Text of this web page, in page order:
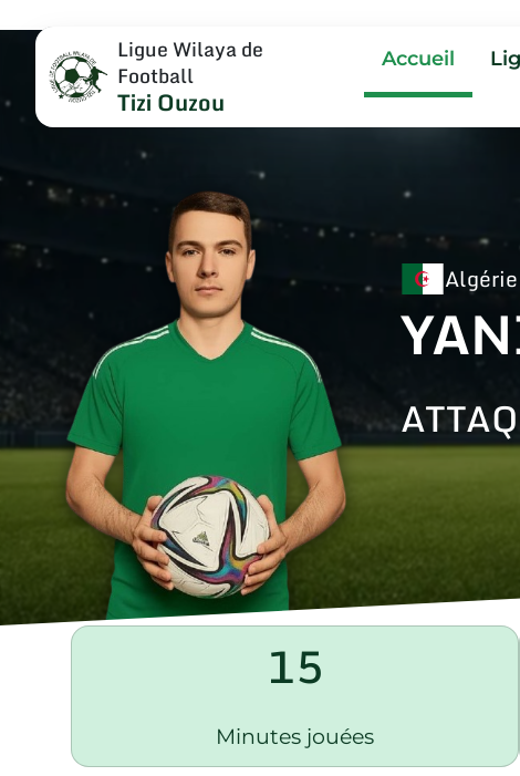
Ligue Wilaya de
Football
Tizi Ouzou
Accueil
Algérie
15
Minutes jouées